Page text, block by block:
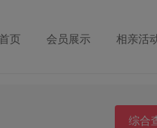
页 会员展示 相亲活
综合